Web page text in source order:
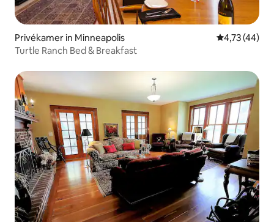
Privékamer in Minneapolis Gemiddelde
4,73 (44)
Turtle Ranch Bed & Breakfast